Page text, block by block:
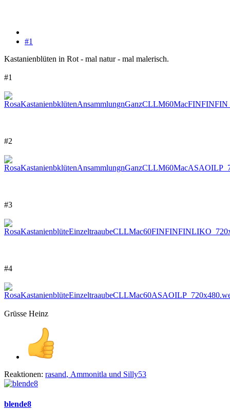
#1
Kastanienblüten in Rot - mal natur - mal malerisch.
#1
#2
#3
#4
Grüsse Heinz
Reaktionen: rasand, Ammonitla und Silly53
blende8